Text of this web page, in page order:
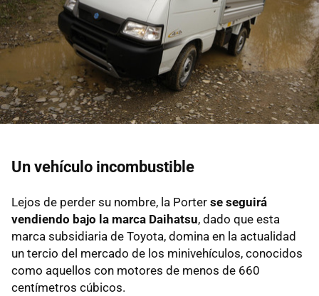
Un vehículo incombustible
Lejos de perder su nombre, la Porter se seguirá
vendiendo bajo la marca Daihatsu, dado que esta
marca subsidiaria de Toyota, domina en la actualidad
un tercio del mercado de los minivehículos, conocidos
como aquellos con motores de menos de 660
centímetros cúbicos.